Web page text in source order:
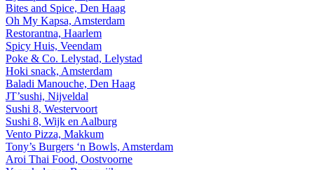
Bites and Spice, Den Haag
Oh My Kapsa, Amsterdam
Restorantna, Haarlem
Spicy Huis, Veendam
Poke & Co. Lelystad, Lelystad
Hoki snack, Amsterdam
Baladi Manouche, Den Haag
JT’sushi, Nijveldal
Sushi 8, Westervoort
Sushi 8, Wijk en Aalburg
Vento Pizza, Makkum
Tony’s Burgers ‘n Bowls, Amsterdam
Aroi Thai Food, Oostvoorne